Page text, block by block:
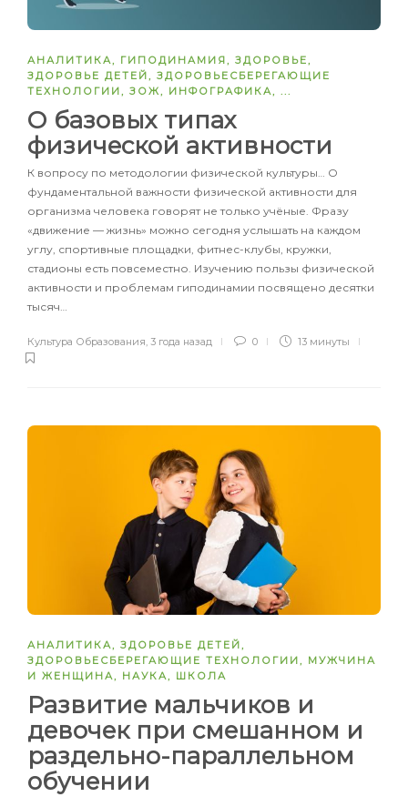
АНАЛИТИКА, ГИПОДИНАМИЯ, ЗДОРОВЬЕ,
ЗДОРОВЬЕ ДЕТЕЙ, ЗДОРОВЬЕСБЕРЕГАЮЩИЕ
ТЕХНОЛОГИИ, ЗОЖ, ИНФОГРАФИКА, ...
О базовых типах
физической активности
К вопросу по методологии физической культуры… О
фундаментальной важности физической активности для
организма человека говорят не только учёные. Фразу
«движение — жизнь» можно сегодня услышать на каждом
углу, спортивные площадки, фитнес-клубы, кружки,
стадионы есть повсеместно. Изучению пользы физической
активности и проблемам гиподинамии посвящено десятки
тысяч…
Культура Образования, 3 года назад 0 13 минуты
АНАЛИТИКА , ЗДОРОВЬЕ ДЕТЕЙ ,
ЗДОРОВЬЕСБЕРЕГАЮЩИЕ ТЕХНОЛОГИИ , МУЖЧИНА
И ЖЕНЩИНА , НАУКА , ШКОЛА
Развитие мальчиков и
девочек при смешанном и
раздельно-параллельном
обучении